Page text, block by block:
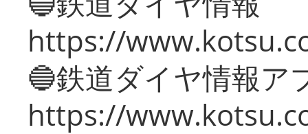
https://
🔵鉄道ダイヤ情報ア
https://